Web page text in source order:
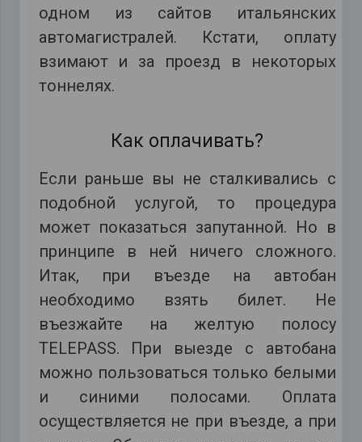
одном из сайтов итальянских
автомагистралей. Кстати, оплату
взимают и за проезд в некоторых
тоннелях.
Как оплачивать?
Если раньше вы не сталкивались с
подобной услугой, то процедура
может показаться запутанной. Но в
принципе в ней ничего сложного.
Итак, при въезде на автобан
необходимо взять билет. Не
въезжайте на желтую полосу
TELEPASS. При выезде с автобана
можно пользоваться только белыми
и синими полосами. Оплата
осуществляется не при въезде, а при